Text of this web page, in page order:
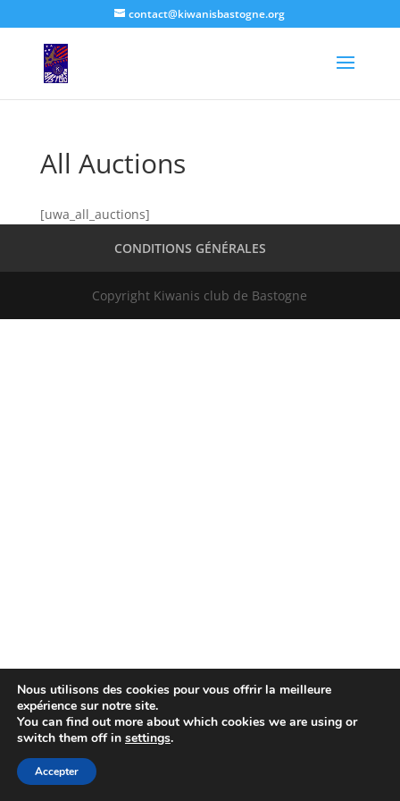
contact@kiwanisbastogne.org
All Auctions
[uwa_all_auctions]
CONDITIONS GÉNÉRALES
Copyright Kiwanis club de Bastogne
Nous utilisons des cookies pour vous offrir la meilleure
expérience sur notre site.
You can find out more about which cookies we are using or
switch them off in settings.
Accepter